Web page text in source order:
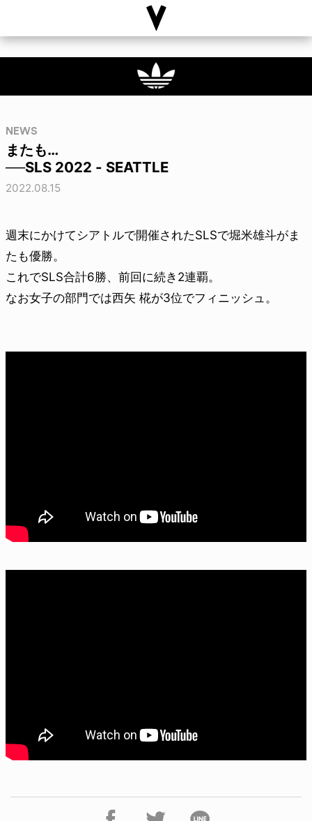
NEWS
またも…
──SLS 2022 - SEATTLE
2022.08.15
週末にかけてシアトルで開催されたSLSで堀米雄斗がま
たも優勝。
これでSLS合計6勝、前回に続き2連覇。
なお女子の部門では西矢 椛が3位でフィニッシュ。